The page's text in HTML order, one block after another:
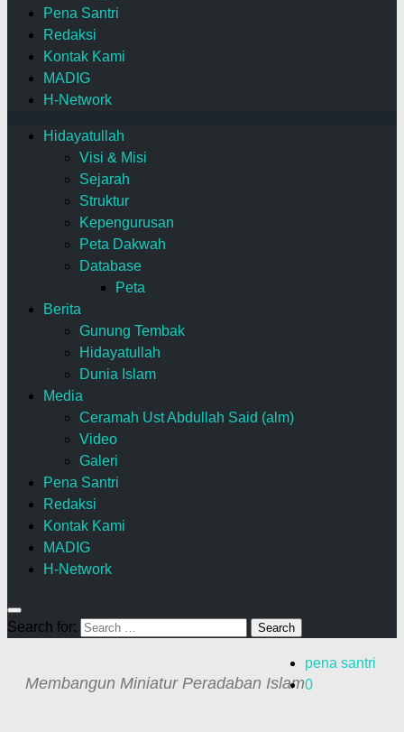
Pena Santri
Redaksi
Kontak Kami
MADIG
H-Network
Hidayatullah
Visi & Misi
Sejarah
Struktur
Kepengurusan
Peta Dakwah
Database
Peta
Berita
Gunung Tembak
Hidayatullah
Dunia Islam
Media
Ceramah Ust Abdullah Said (alm)
Video
Galeri
Pena Santri
Redaksi
Kontak Kami
MADIG
H-Network
Search for:
Membangun Miniatur Peradaban Islam
pena santri
0